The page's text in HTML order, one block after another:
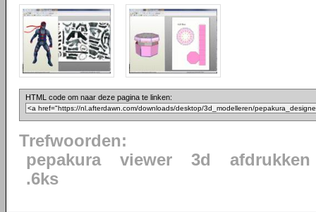
HTML code om naar deze pagina te linken:
Trefwoorden:
pepakura
viewer 3d
afdrukken
.6ks